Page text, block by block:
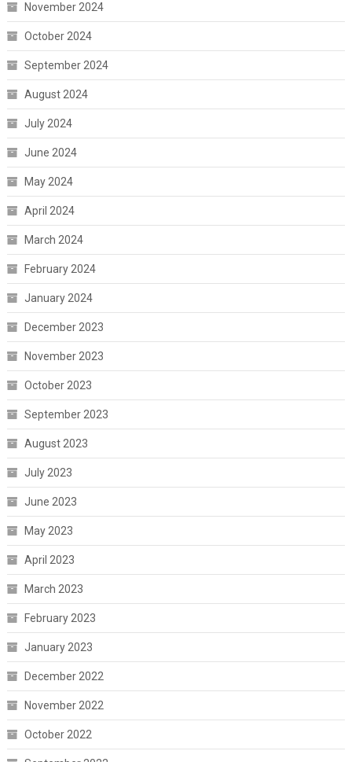
November 2024
October 2024
September 2024
August 2024
July 2024
June 2024
May 2024
April 2024
March 2024
February 2024
January 2024
December 2023
November 2023
October 2023
September 2023
August 2023
July 2023
June 2023
May 2023
April 2023
March 2023
February 2023
January 2023
December 2022
November 2022
October 2022